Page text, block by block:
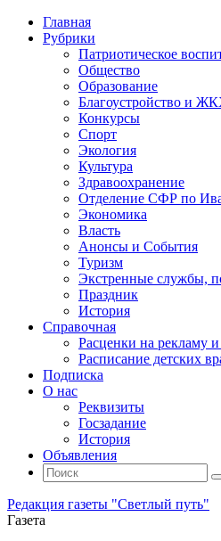
Главная
Рубрики
Патриотическое
Общество
Образование
Благоустройство и
Конкурсы
Спорт
Экология
Культура
Здравоохранение
Отделение СФР по
Экономика
Власть
Анонсы и События
Туризм
Экстренные службы,
Праздник
История
Справочная
Расценки на рекламу
Расписание детских
Подписка
О нас
Реквизиты
Госзадание
История
Объявления
Поиск
Искать:
Редакция газеты "Светлый путь"
Газета